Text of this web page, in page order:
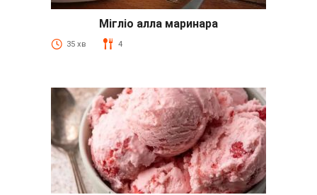
Мігліо алла маринара
35 хв 4